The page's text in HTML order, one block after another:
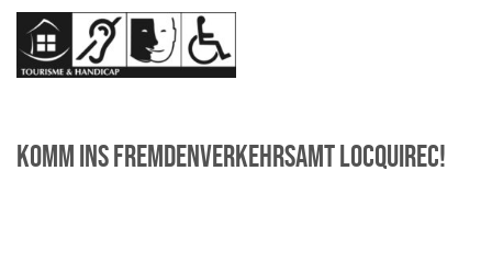
KOMM INS FREMDENVERKEHRSAMT LOCQUIREC!